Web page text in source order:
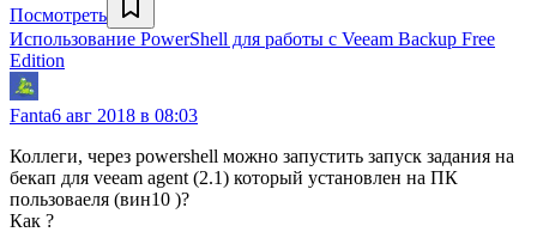
Посмотреть
Использование PowerShell для работы с Veeam Backup Free
Edition
Fanta6 авг 2018 в 08:03
Коллеги, через powershell можно запустить запуск задания на
бекап для veeam agent (2.1) который установлен на ПК
пользоваеля (вин10 )?
Как ?